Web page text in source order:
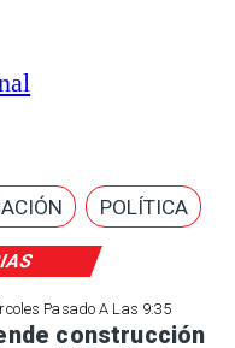
Pasado A Las 9:35
construcción
POLÍTICA